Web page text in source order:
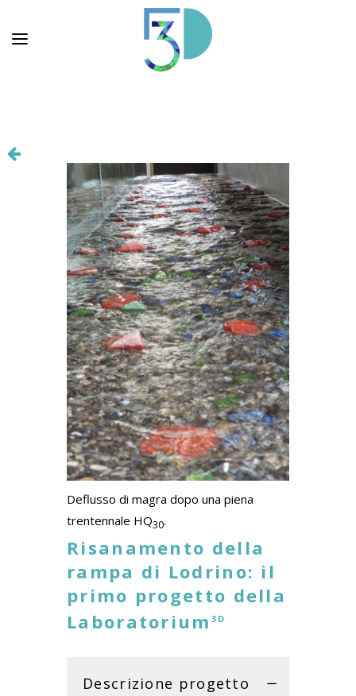
Deflusso di magra dopo una piena
trentennale HQ30.
Risanamento della
rampa di Lodrino: il
primo progetto della
Laboratorium 3D
Descrizione progetto